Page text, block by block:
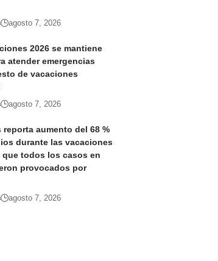
agosto 7, 2026
2026 se mantiene
atender emergencias
de vacaciones
agosto 7, 2026
reporta aumento del 68 %
durante las vacaciones
que todos los casos en
provocados por
agosto 7, 2026